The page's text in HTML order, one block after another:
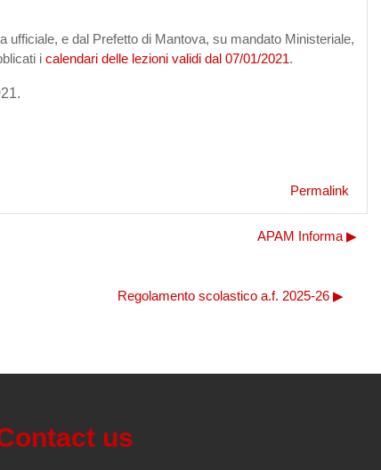
e dal Prefetto di Mantova, su mandato Ministeriale,
i calendari delle lezioni validi dal 07/01/2021.
Permalink
APAM Informa ▶︎
Regolamento scolastico a.f. 2025-26 ▶︎
us